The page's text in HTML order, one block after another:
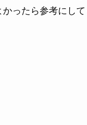
ったら参考にして